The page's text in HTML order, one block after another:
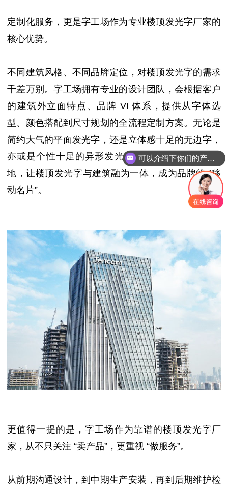
定制化服务，更是字工场作为专业楼顶发光字厂家的
核心优势。
不同建筑风格、不同品牌定位，对楼顶发光字的需求
千差万别。字工场拥有专业的设计团队，会根据客户
的建筑外立面特点、品牌 VI 体系，提供从字体选
型、颜色搭配到尺寸规划的全流程定制方案。无论是
简约大气的平面发光字，还是立体感十足的无边字，
亦或是个性十足的异形发光字，字工场都能精准落
地，让楼顶发光字与建筑融为一体，成为品牌的 “移
动名片”。
更值得一提的是，字工场作为靠谱的楼顶发光字厂
家，从不只关注 “卖产品”，更重视 “做服务”。
从前期沟通设计，到中期生产安装，再到后期维护检
可以介绍下你们的产品么？